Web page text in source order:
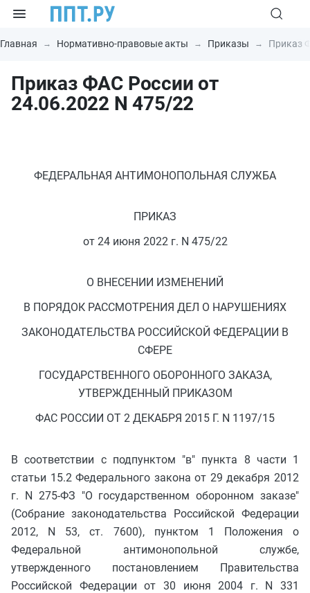
Главная Нормативно-правовые акты Приказы Приказ
Приказ ФАС России от
24.06.2022 N 475/22
ФЕДЕРАЛЬНАЯ АНТИМОНОПОЛЬНАЯ СЛУЖБА
ПРИКАЗ
от 24 июня 2022 г. N 475/22
О ВНЕСЕНИИ ИЗМЕНЕНИЙ
В ПОРЯДОК РАССМОТРЕНИЯ ДЕЛ О НАРУШЕНИЯХ
ЗАКОНОДАТЕЛЬСТВА РОССИЙСКОЙ ФЕДЕРАЦИИ В
СФЕРЕ
ГОСУДАРСТВЕННОГО ОБОРОННОГО ЗАКАЗА,
УТВЕРЖДЕННЫЙ ПРИКАЗОМ
ФАС РОССИИ ОТ 2 ДЕКАБРЯ 2015 Г. N 1197/15
В соответствии с подпунктом "в" пункта 8 части 1
статьи 15.2 Федерального закона от 29 декабря 2012
г. N 275-ФЗ "О государственном оборонном заказе"
(Собрание законодательства Российской Федерации
2012, N 53, ст. 7600), пунктом 1 Положения о
Федеральной антимонопольной службе,
утвержденного постановлением Правительства
Российской Федерации от 30 июня 2004 г. N 331